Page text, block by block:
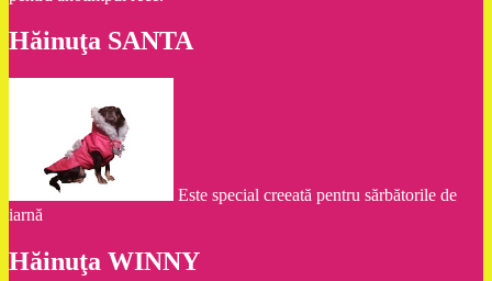
Hăinuţa SANTA
Este special creeată pentru sărbătorile de
iarnă
Hăinuţa WINNY